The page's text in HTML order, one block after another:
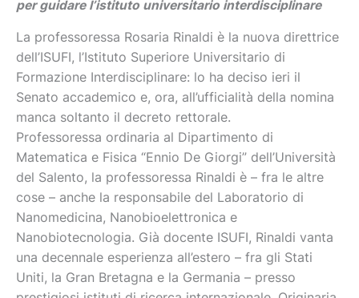
per guidare l’istituto universitario interdisciplinare
La professoressa Rosaria Rinaldi è la nuova direttrice
dell’ISUFI, l’Istituto Superiore Universitario di
Formazione Interdisciplinare: lo ha deciso ieri il
Senato accademico e, ora, all’ufficialità della nomina
manca soltanto il decreto rettorale.
Professoressa ordinaria al Dipartimento di
Matematica e Fisica “Ennio De Giorgi” dell’Università
del Salento, la professoressa Rinaldi è – fra le altre
cose – anche la responsabile del Laboratorio di
Nanomedicina, Nanobioelettronica e
Nanobiotecnologia. Già docente ISUFI, Rinaldi vanta
una decennale esperienza all’estero – fra gli Stati
Uniti, la Gran Bretagna e la Germania – presso